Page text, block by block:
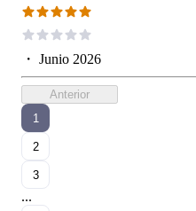
・ Junio 2026
Anterior
1
2
3
...